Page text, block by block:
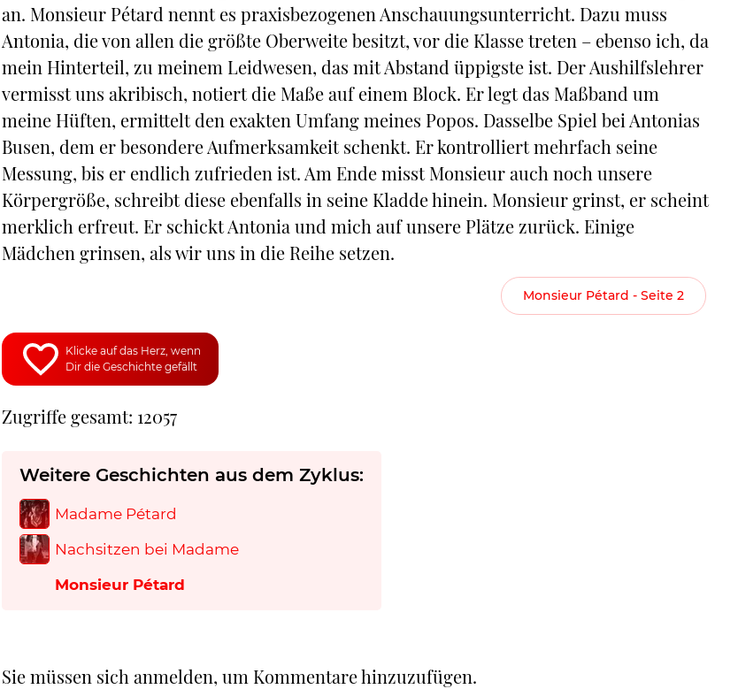
an. Monsieur Pétard nennt es praxisbezogenen Anschauungsunterricht. Dazu muss
Antonia, die von allen die größte Oberweite besitzt, vor die Klasse treten – ebenso ich, da
mein Hinterteil, zu meinem Leidwesen, das mit Abstand üppigste ist. Der Aushilfslehrer
vermisst uns akribisch, notiert die Maße auf einem Block. Er legt das Maßband um
meine Hüften, ermittelt den exakten Umfang meines Popos. Dasselbe Spiel bei Antonias
Busen, dem er besondere Aufmerksamkeit schenkt. Er kontrolliert mehrfach seine
Messung, bis er endlich zufrieden ist. Am Ende misst Monsieur auch noch unsere
Körpergröße, schreibt diese ebenfalls in seine Kladde hinein. Monsieur grinst, er scheint
merklich erfreut. Er schickt Antonia und mich auf unsere Plätze zurück. Einige
Mädchen grinsen, als wir uns in die Reihe setzen.
Monsieur Pétard - Seite 2
Klicke auf das Herz, wenn
Dir die Geschichte gefällt
Zugriffe gesamt: 12057
Weitere Geschichten aus dem Zyklus:
Madame Pétard
Nachsitzen bei Madame
Monsieur Pétard
Sie müssen sich anmelden, um Kommentare hinzuzufügen.